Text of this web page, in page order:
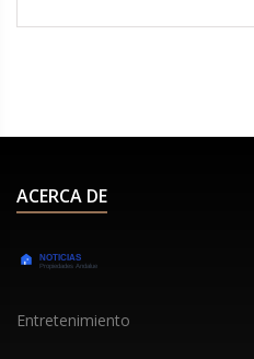
ACERCA DE
Entretenimiento